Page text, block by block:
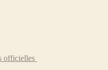
officielles